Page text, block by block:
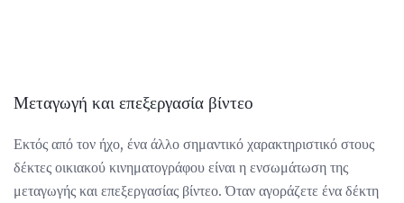
Μεταγωγή και επεξεργασία βίντεο
Εκτός από τον ήχο, ένα άλλο σημαντικό χαρακτηριστικό στους
δέκτες οικιακού κινηματογράφου είναι η ενσωμάτωση της
μεταγωγής και επεξεργασίας βίντεο. Όταν αγοράζετε ένα δέκτη